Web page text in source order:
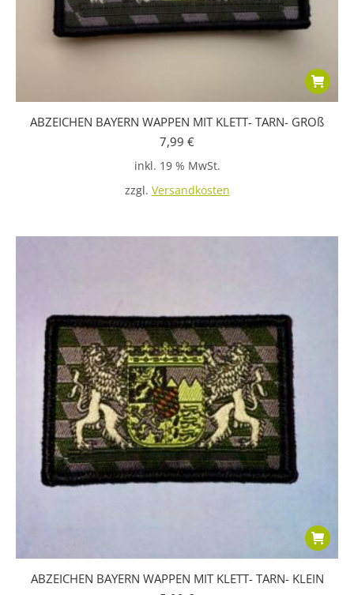
ABZEICHEN BAYERN WAPPEN MIT KLETT- TARN- GROß
7,99 €
inkl. 19 % MwSt.
zzgl. Versandkosten
ABZEICHEN BAYERN WAPPEN MIT KLETT- TARN- KLEIN